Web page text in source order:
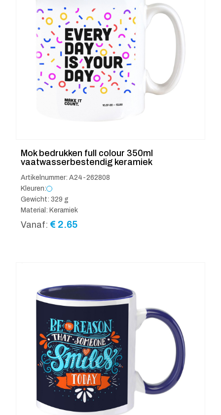
Mok bedrukken full colour 350ml
vaatwasserbestendig keramiek
Artikelnummer: A24-262808
Kleuren:
Gewicht: 329 g
Material: Keramiek
Vanaf: € 2.65